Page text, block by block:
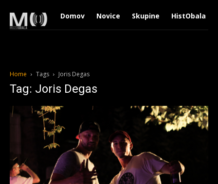
Domov Novice Skupine HistObala
Home Tags Joris Degas
Tag: Joris Degas